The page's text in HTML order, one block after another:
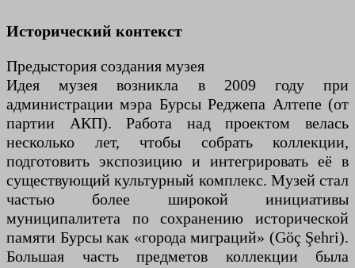
Исторический контекст
Предыстория создания музея
Идея музея возникла в 2009 году при
администрации мэра Бурсы Реджепа Алтепе (от
партии АКП). Работа над проектом велась
несколько лет, чтобы собрать коллекции,
подготовить экспозицию и интегрировать её в
существующий культурный комплекс. Музей стал
частью более широкой инициативы
муниципалитета по сохранению исторической
памяти Бурсы как «города миграций» (Göç Şehri).
Большая часть предметов коллекции была